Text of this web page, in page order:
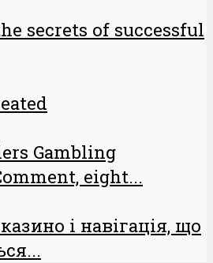
secrets of successful
Gambling
eight...
і навігація, що